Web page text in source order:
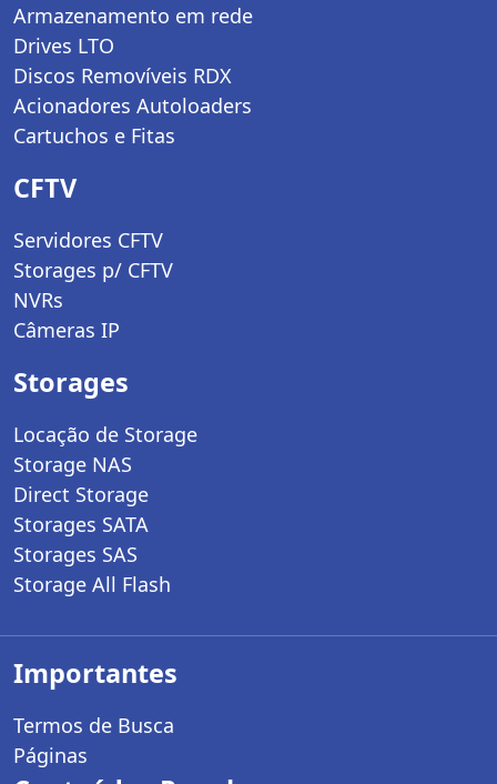
Armazenamento em rede
Drives LTO
Discos Removíveis RDX
Acionadores Autoloaders
Cartuchos e Fitas
CFTV
Servidores CFTV
Storages p/ CFTV
NVRs
Câmeras IP
Storages
Locação de Storage
Storage NAS
Direct Storage
Storages SATA
Storages SAS
Storage All Flash
Importantes
Termos de Busca
Páginas